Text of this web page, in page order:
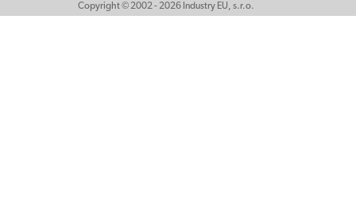
Copyright © 2002 - 2026 Industry EU, s.r.o.